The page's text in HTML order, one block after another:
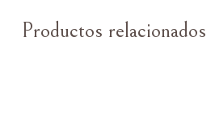
Productos relacionados